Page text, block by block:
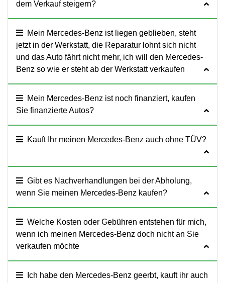
dem Verkauf steigern?
Mein Mercedes-Benz ist liegen geblieben, steht
jetzt in der Werkstatt, die Reparatur lohnt sich nicht
und das Auto fährt nicht mehr, ich will den Mercedes-
Benz so wie er steht ab der Werkstatt verkaufen
Mein Mercedes-Benz ist noch finanziert, kaufen
Sie finanzierte Autos?
Kauft Ihr meinen Mercedes-Benz auch ohne TÜV?
Gibt es Nachverhandlungen bei der Abholung,
wenn Sie meinen Mercedes-Benz kaufen?
Welche Kosten oder Gebühren entstehen für mich,
wenn ich meinen Mercedes-Benz doch nicht an Sie
verkaufen möchte
Ich habe den Mercedes-Benz geerbt, kauft ihr auch